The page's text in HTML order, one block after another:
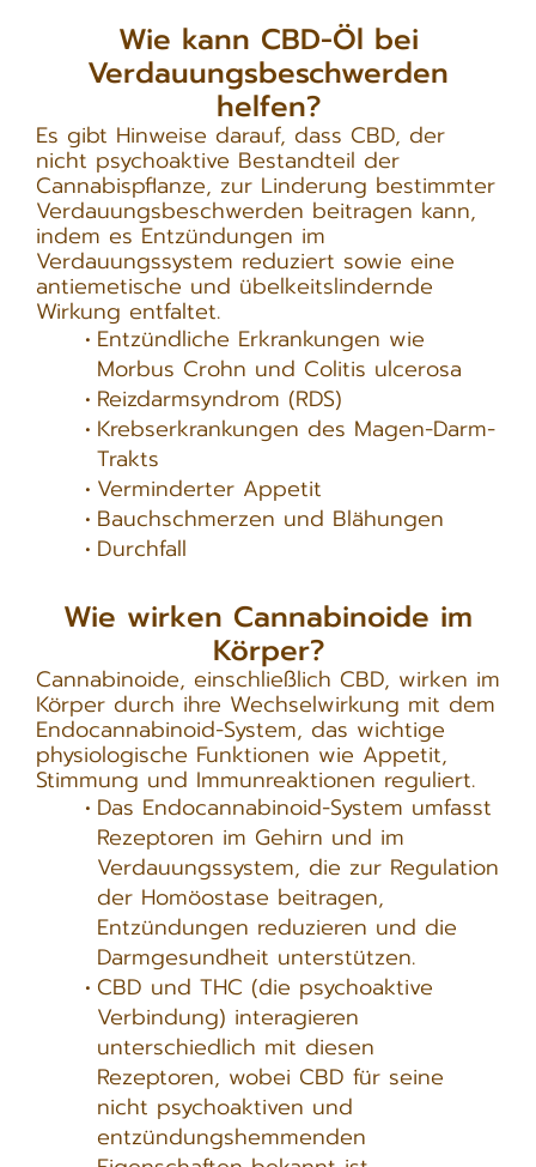
Wie kann CBD-Öl bei
Verdauungsbeschwerden
helfen?
Es gibt Hinweise darauf, dass CBD, der
nicht psychoaktive Bestandteil der
Cannabispflanze, zur Linderung bestimmter
Verdauungsbeschwerden beitragen kann,
indem es Entzündungen im
Verdauungssystem reduziert sowie eine
antiemetische und übelkeitslindernde
Wirkung entfaltet.
Entzündliche Erkrankungen wie
Morbus Crohn und Colitis ulcerosa
Reizdarmsyndrom (RDS)
Krebserkrankungen des Magen-Darm-
Trakts
Verminderter Appetit
Bauchschmerzen und Blähungen
Durchfall
Wie wirken Cannabinoide im
Körper?
Cannabinoide, einschließlich CBD, wirken im
Körper durch ihre Wechselwirkung mit dem
Endocannabinoid-System, das wichtige
physiologische Funktionen wie Appetit,
Stimmung und Immunreaktionen reguliert.
Das Endocannabinoid-System umfasst
Rezeptoren im Gehirn und im
Verdauungssystem, die zur Regulation
der Homöostase beitragen,
Entzündungen reduzieren und die
Darmgesundheit unterstützen.
CBD und THC (die psychoaktive
Verbindung) interagieren
unterschiedlich mit diesen
Rezeptoren, wobei CBD für seine
nicht psychoaktiven und
entzündungshemmenden